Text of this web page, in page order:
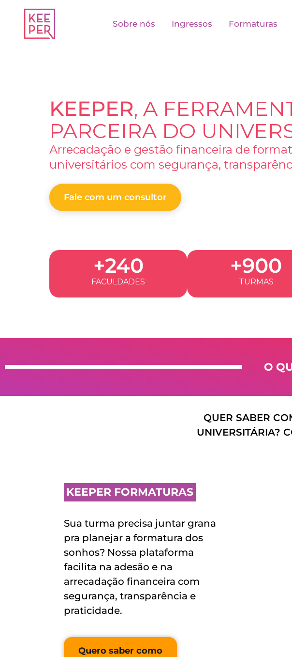
Sobre nós Ingressos Formaturas
KEEPER, A
PARCEIRA DO
Arrecadação e gestão financeira de
universitários com segurança,
Fale com um consultor
+240
FACULDADES
+900
TURMAS
O
QUER SABER
UNIVERSITÁRIA?
KEEPER FORMATURAS
Sua turma precisa juntar grana
pra planejar a formatura dos
sonhos? Nossa plataforma
facilita na adesão e na
arrecadação financeira com
segurança, transparência e
praticidade.
Quero saber como